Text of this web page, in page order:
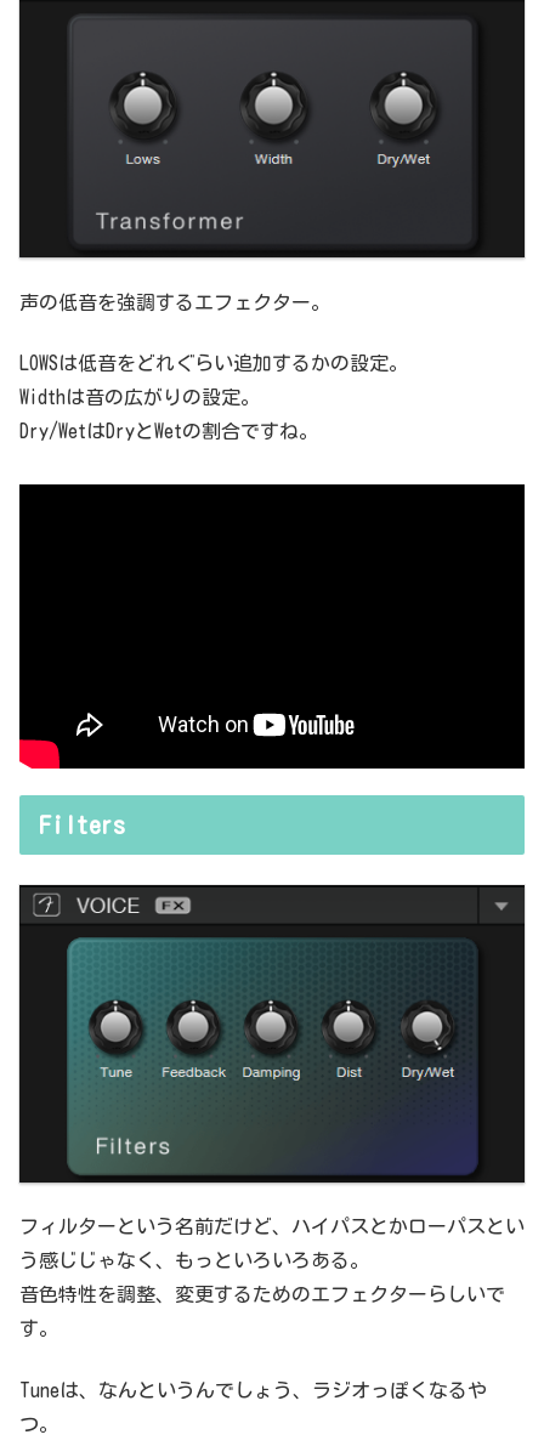
声の低音を強調するエフェクター。
LOWSは低音をどれぐらい追加するかの設定。
Widthは音の広がりの設定。
Dry/WetはDryとWetの割合ですね。
Filters
フィルターという名前だけど、ハイパスとかローパスとい
う感じじゃなく、もっといろいろある。
音色特性を調整、変更するためのエフェクターらしいで
す。
Tuneは、なんというんでしょう、ラジオっぽくなるや
つ。